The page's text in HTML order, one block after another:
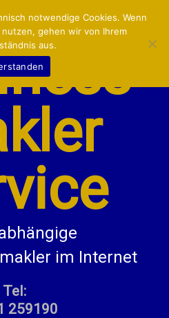
MENU
im Internet
Tel:
259190
notwendige Cookies. Wenn
gehen wir von Ihrem
aus.